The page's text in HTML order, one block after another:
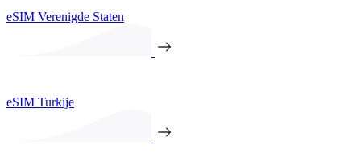
eSIM Verenigde Staten
eSIM Turkije